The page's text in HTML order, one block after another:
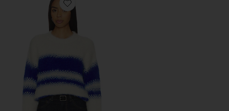
Favorite 스웨터